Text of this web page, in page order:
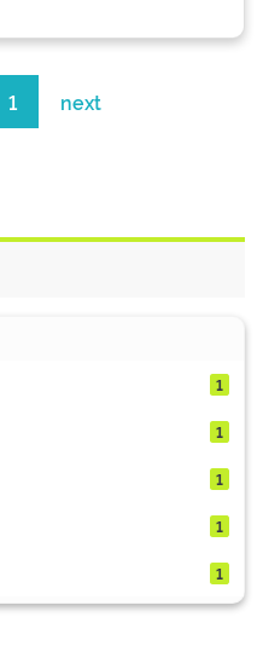
1 next
1
1
1
1
1